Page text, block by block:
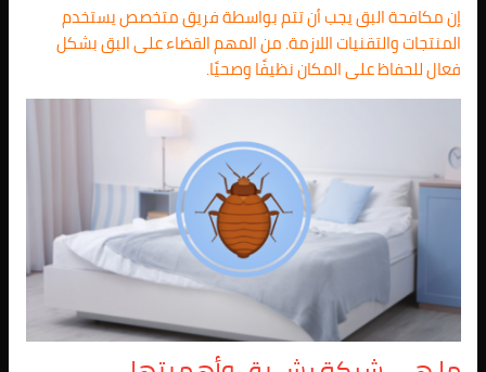
إن مكافحة البق يجب أن تتم بواسطة فريق متخصص يستخدم
المنتجات والتقنيات اللازمة. من المهم القضاء على البق بشكل
فعال للحفاظ على المكان نظيفًا وصحيًا.